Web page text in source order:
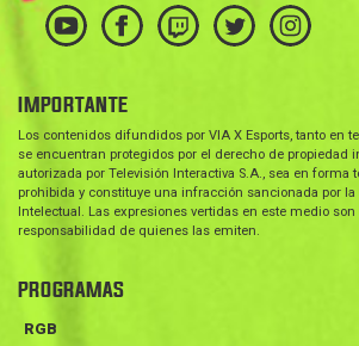
IMPORTANTE
Los contenidos difundidos por VIA X Esports, tanto en
se encuentran protegidos por el derecho de propiedad
autorizada por Televisión Interactiva S.A., sea en forma
prohibida y constituye una infracción sancionada por la
Intelectual. Las expresiones vertidas en este medio
responsabilidad de quienes las emiten.
PROGRAMAS
RGB